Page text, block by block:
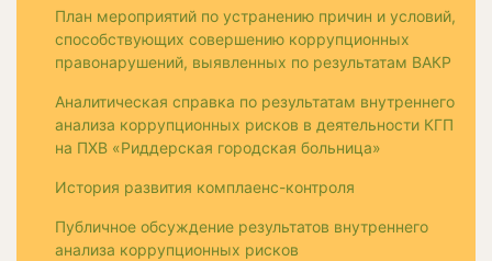
План мероприятий по устранению причин и условий,
способствующих совершению коррупционных
правонарушений, выявленных по результатам ВАКР
Аналитическая справка по результатам внутреннего
анализа коррупционных рисков в деятельности КГП
на ПХВ «Риддерская городская больница»
История развития комплаенс-контроля
Публичное обсуждение результатов внутреннего
анализа коррупционных рисков